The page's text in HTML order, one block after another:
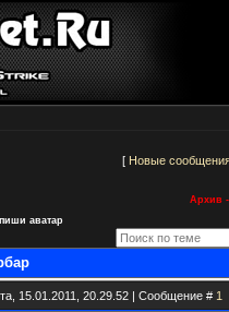
[ Новые
Архив -
аватар
15.01.2011, 20.29.52 | Сообщение # 1